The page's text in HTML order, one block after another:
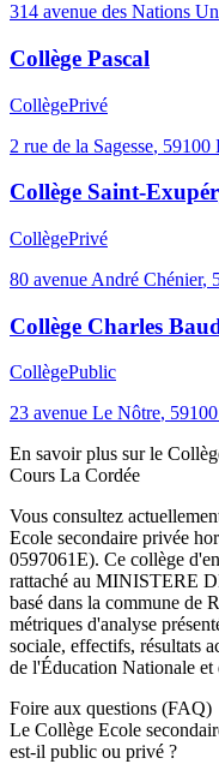
314 avenue des Nations
Collège Pascal
CollègePrivé
2 rue de la Sagesse, 59100
Collège Saint-
CollègePrivé
80 avenue André Chénier,
Collège Charles
CollègePublic
23 avenue Le Nôtre, 59100
En savoir plus sur le
Cours La Cordée
Vous consultez
Ecole secondaire privée
0597061E). Ce collège
rattaché au MINISTERE
basé dans la commune de
métriques d'analyse
sociale, effectifs, résultats
de l'Éducation Nationale et
Foire aux questions (FAQ)
Le Collège Ecole
est-il public ou privé ?